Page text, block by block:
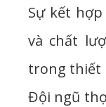
Sự kết
và chất
trong thiết
Đội ngũ